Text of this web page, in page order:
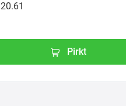
20.61
Pirkt